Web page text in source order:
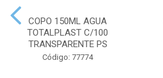
COPO 150ML AGUA
TOTALPLAST C/100
TRANSPARENTE PS
Código: 77774